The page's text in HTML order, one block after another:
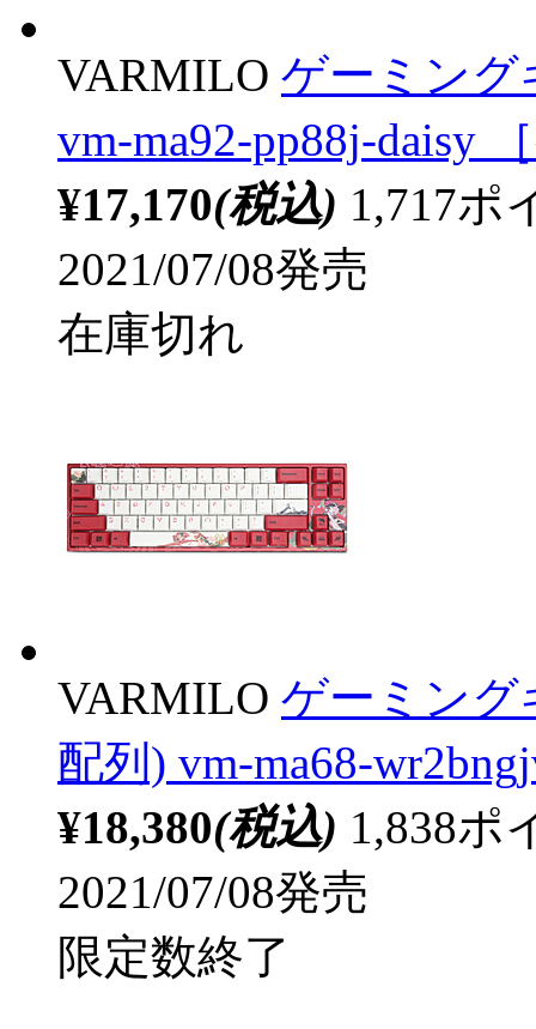
VARMILO ゲーミング
vm-ma92-pp88j-daisy
¥17,170(税込) 1,717ポ
2021/07/08発売
在庫切れ
VARMILO ゲーミング
配列) vm-ma68-
¥18,380(税込) 1,838ポ
2021/07/08発売
限定数終了